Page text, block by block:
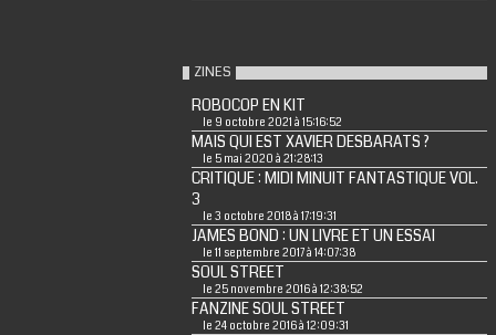
ZINES
ROBOCOP EN KIT
le 9 octobre 2021 à 15:16:52
MAIS QUI EST XAVIER DESBARATS ?
le 5 mai 2020 à 21:28:13
CRITIQUE : MIDI MINUIT FANTASTIQUE VOL.
3
le 3 octobre 2018 à 17:19:31
JAMES BOND : UN LIVRE ET UN ESSAI
le 11 septembre 2017 à 14:07:38
SOUL STREET
le 25 novembre 2016 à 12:38:52
FANZINE SOUL STREET
le 24 octobre 2016 à 12:09:31